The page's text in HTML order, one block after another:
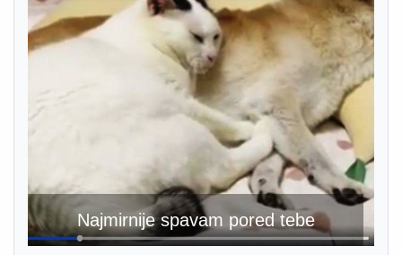
Najmirnije spavam pored tebe